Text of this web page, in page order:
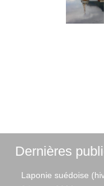
Dernières
Laponie suédoise